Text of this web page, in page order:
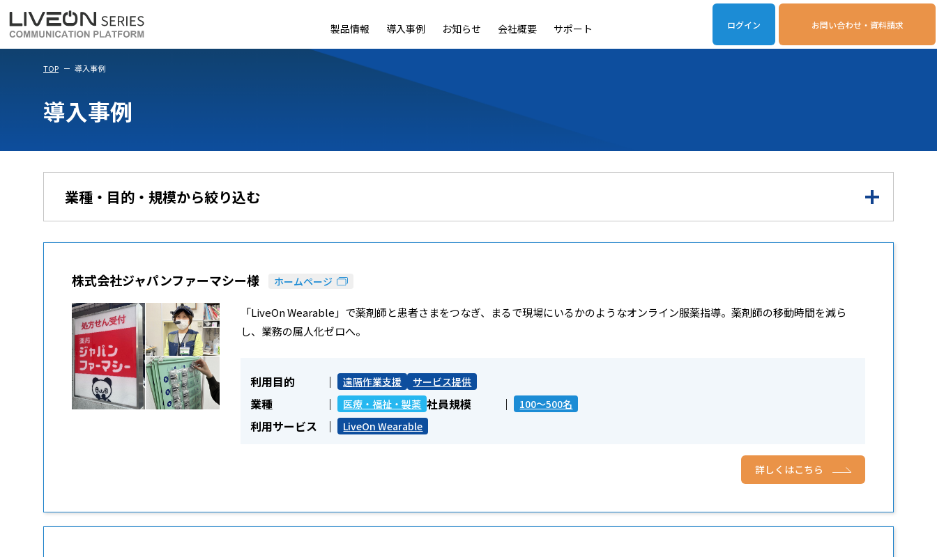
ログイン お問い合わせ・資料請求
製品情報
LiveOn Nano
導入事例 お知らせ 会社概要 サポート
TOP 導入事例
導入事例
業種・目的・規模から絞り込む
株式会社ジャパンファーマシー様 ホームページ
「LiveOn Wearable」で薬剤師と患者さまをつなぎ、まるで現場にいるかのようなオンライン服薬指導。薬剤師の移動時間を減ら
し、業務の属人化ゼロへ。
利用目的 遠隔作業支援 サービス提供
業種 医療・福祉・製薬 社員規模 100～500名
利用サービス LiveOn Wearable
詳しくはこちら